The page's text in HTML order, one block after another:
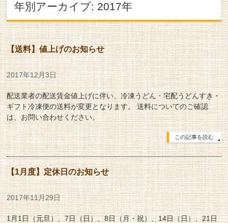
年別アーカイブ: 2017年
【送料】値上げのお知らせ
2017年12月3日
配送業者の配送賃金値上げに伴い、冷凍うどん・宅配うどんすき・
ギフト冷凍便の送料が変更となります。 送料についてのご確認
は、お問い合わせください。
この記事を読む
【1月度】定休日のお知らせ
2017年11月29日
1月1日（元旦）、7日（日）、8日（月・祝）、14日（日）、21日